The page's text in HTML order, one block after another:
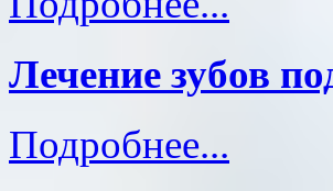
Лечение зубов
Подробнее...